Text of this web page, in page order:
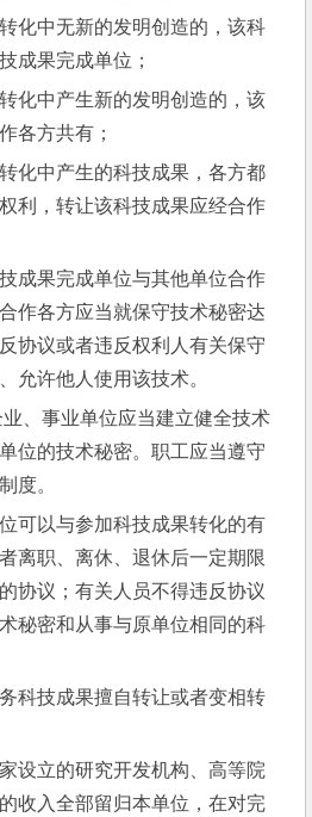
中无新的发明创造的，该科
成果完成单位；
中产生新的发明创造的，该
各方共有；
中产生的科技成果，各方都
利，转让该科技成果应经合作
果完成单位与其他单位合作
作各方应当就保守技术秘密达
协议或者违反权利人有关保守
允许他人使用该技术。
事业单位应当建立健全技术
位的技术秘密。职工应当遵守
度。
以与参加科技成果转化的有
离职、离休、退休后一定期限
协议；有关人员不得违反协议
秘密和从事与原单位相同的科
技成果擅自转让或者变相转
立的研究开发机构、高等院
收入全部留归本单位，在对完